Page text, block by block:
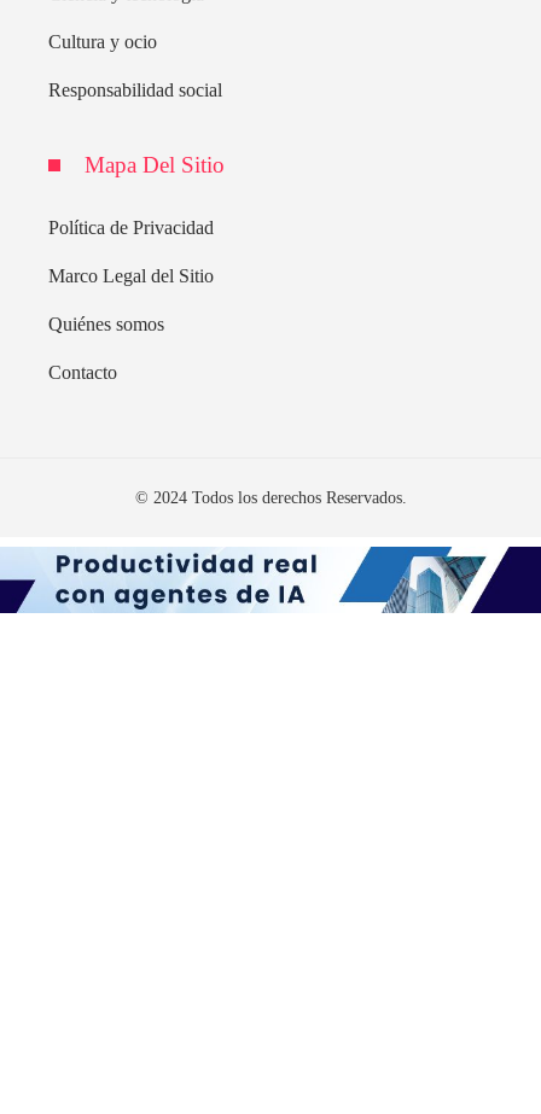
Cultura y ocio
Responsabilidad social
Mapa Del Sitio
Política de Privacidad
Marco Legal del Sitio
Quiénes somos
Contacto
© 2024 Todos los derechos Reservados.